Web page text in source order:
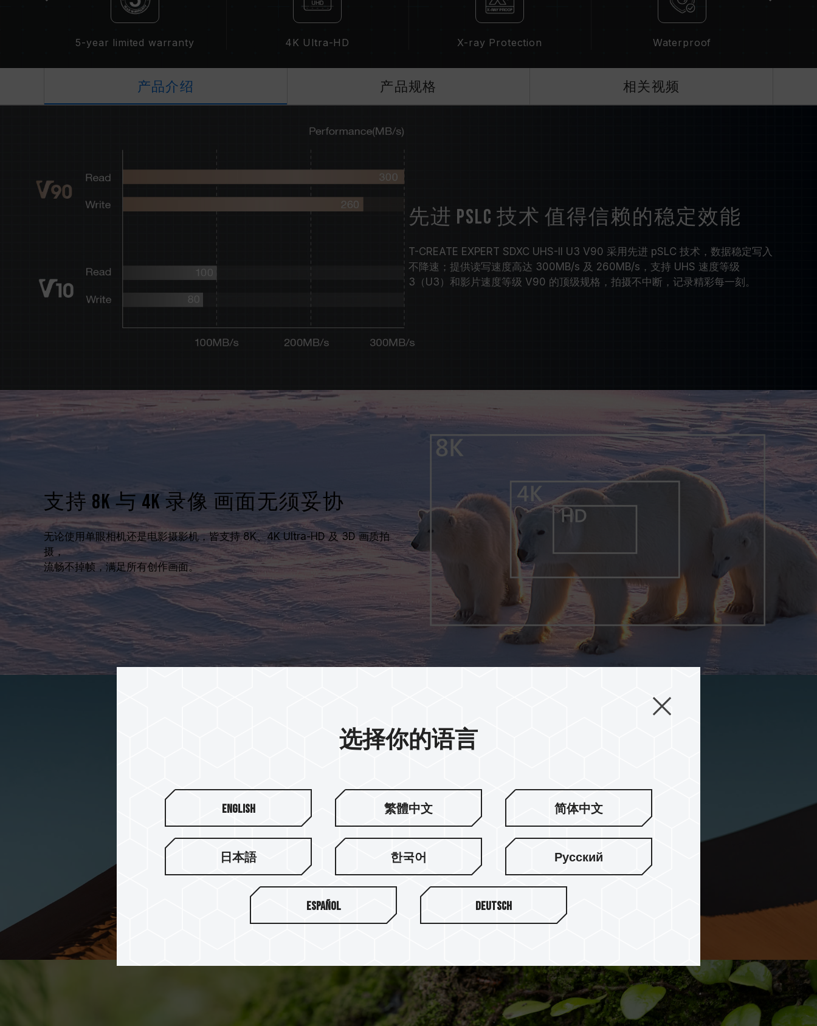
5-year limited warranty 4K Ultra-HD X-ray Protection Waterproof
产品介绍 产品规格 相关视频
先进 pSLC 技术 值得信赖的稳定效能
T-CREATE EXPERT SDXC UHS-II U3 V90 采用先进 pSLC 技术，数据稳定写入
不降速；提供读写速度高达 300MB/s 及 260MB/s，支持 UHS 速度等级
3（U3）和影片速度等级 V90 的顶级规格，拍摄不中断，记录精彩每一刻。
支持 8K 与 4K 录像 画面无须妥协
无论使用单眼相机还是电影摄影机，皆支持 8K、4K Ultra-HD 及 3D 画质拍
摄，
流畅不掉帧，满足所有创作画面。
创作环境不设限
创作者可以尽情捕捉各种精彩画面，储存素材无烦恼。
选择你的语言
English 繁體中文 简体中文
日本語 한국어 Русский
Español Deutsch